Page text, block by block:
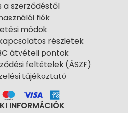
a szerződéstől
fiók
módok
részletek
átvételi pontok
feltételek (ÁSZF)
tájékoztató
INFORMÁCIÓK